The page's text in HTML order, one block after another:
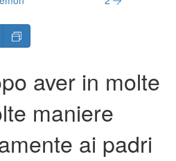
aver in molte
maniere
ai padri